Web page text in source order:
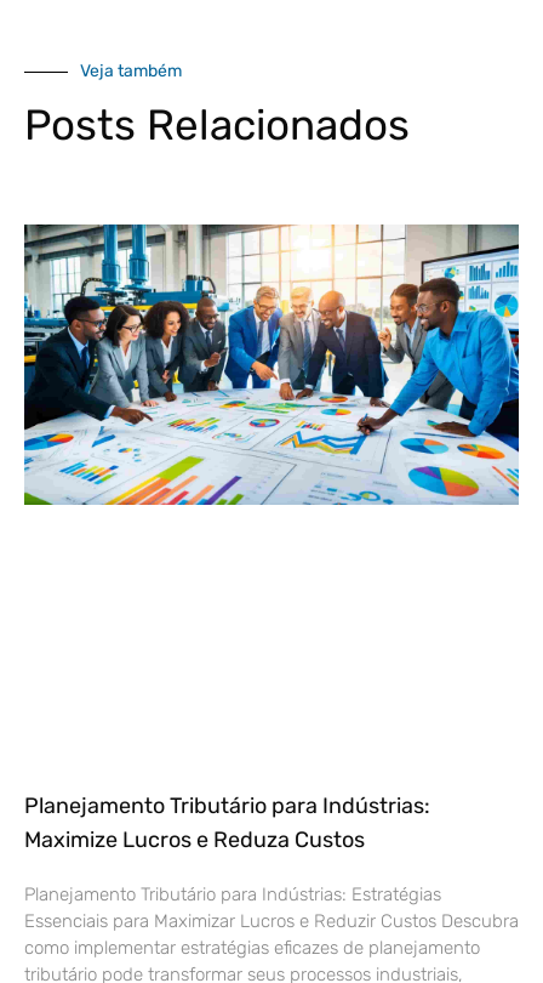
Veja também
Posts Relacionados
Planejamento Tributário para Indústrias:
Maximize Lucros e Reduza Custos
Planejamento Tributário para Indústrias: Estratégias
Essenciais para Maximizar Lucros e Reduzir Custos Descubra
como implementar estratégias eficazes de planejamento
tributário pode transformar seus processos industriais,